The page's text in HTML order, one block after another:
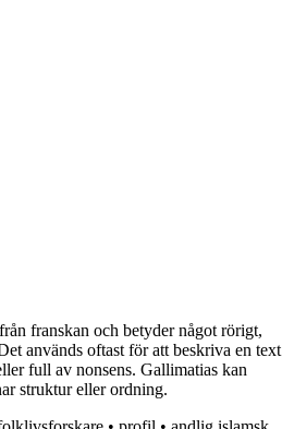
franskan och betyder något rörigt,
används oftast för att beskriva en text
full av nonsens. Gallimatias kan
struktur eller ordning.